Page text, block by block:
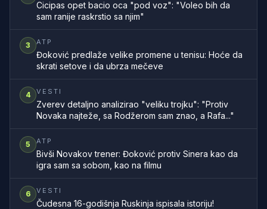
Cicipas opet bacio oca "pod voz": "Voleo bih da
sam ranije raskrstio sa njim"
3 ATP
Đoković predlaže velike promene u tenisu: Hoće da
skrati setove i da ubrza mečeve
4 VESTI
Zverev detaljno analizirao "veliku trojku": "Protiv
Novaka najteže, sa Rodžerom sam znao, a Rafa..."
5 ATP
Bivši Novakov trener: Đoković protiv Sinera kao da
igra sam sa sobom, kao na filmu
6 VESTI
Čudesna 16-godišnja Ruskinja ispisala istoriju!